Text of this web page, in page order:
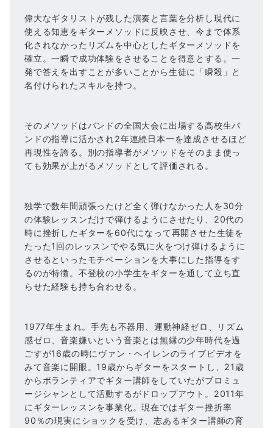
偉大なギタリストが残した演奏と言葉を分析し現代に
使える知恵をギターメソッドに反映させ、今まで体系
化されなかったリズムを中心としたギターメソッドを
確立。一瞬で成功体験をさせることを得意とする。一
発で答えを出すことが多いことから生徒に「瞬殺」と
名付けられたスキルを持つ。
そのメソッドはバンドの全国大会に出場する高校生バ
ンドの指導に活かされ2年連続日本一を達成させるほど
再現性を誇る。別の指導者がメソッドをそのまま使っ
ても効果が上がるメソッドとして評価される。
独学で数年間頑張ったけど全く弾けなかった人を30分
の体験レッスンだけで弾けるようにさせたり、20代の
時に挫折したギターを60代になって再開させた生徒を
たった1回のレッスンでやる気に火をつけ弾けるように
させるといったモチベーションを大事にした指導をす
るのが特徴。不登校の小学生をギターを通して立ち直
らせた経験も持ち合わせる。
1977年生まれ。手先も不器用、運動神経ゼロ、リズム
感ゼロ、音楽嫌いという音楽とは無縁の少年時代を過
ごすが16歳の時にヴァン・ヘイレンのライブビデオを
みて音楽に開眼。19歳からギターをスタートし、21歳
からボランティアでギター講師をしていたがプロミュ
ージシャンとして活動するがドロップアウト。2011年
にギターレッスンを事業化。現在ではギター挫折率
90％の現実にショックを受け、志あるギター講師の育